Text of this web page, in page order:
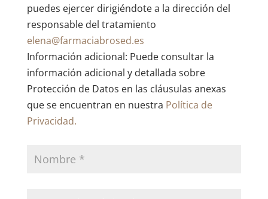
puedes ejercer dirigiéndote a la dirección del
responsable del tratamiento
elena@farmaciabrosed.es
Información adicional: Puede consultar la
información adicional y detallada sobre
Protección de Datos en las cláusulas anexas
que se encuentran en nuestra Política de
Privacidad.